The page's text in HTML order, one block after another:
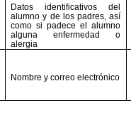
Datos identificativos del
alumno y de los padres, así
como si padece el alumno
alguna enfermedad o
alergia
Nombre y correo electrónico